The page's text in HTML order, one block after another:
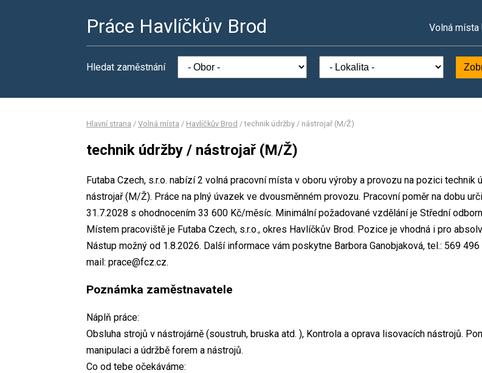
Práce Havlíčkův Brod Volná místa
Hledat zaměstnání
Hlavní strana / Volná místa / Havlíčkův Brod /technik údržby / nástrojař (M/Ž)
technik údržby / nástrojař (M/Ž)
Futaba Czech, s.r.o. nabízí 2 volná pracovní místa v oboru výroby a provozu na pozici technik
nástrojař (M/Ž). Práce na plný úvazek ve dvousměnném provozu. Pracovní poměr na dobu
31.7.2028 s ohodnocením 33 600 Kč/měsíc. Minimální požadované vzdělání je Střední
Místem pracoviště je Futaba Czech, s.r.o., okres Havlíčkův Brod. Pozice je vhodná i pro
Nástup možný od 1.8.2026. Další informace vám poskytne Barbora Ganobjaková, tel.: 569 496
mail: prace@fcz.cz.
Poznámka zaměstnavatele
Náplň práce:
Obsluha strojů v nástrojárně (soustruh, bruska atd. ), Kontrola a oprava lisovacích nástrojů.
manipulaci a údržbě forem a nástrojů.
Co od tebe očekáváme: